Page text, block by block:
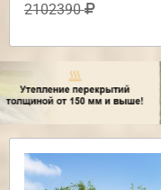
2102390